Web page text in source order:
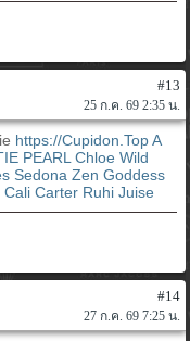
#13
25 ก.ค. 69 2:35 น.
https://Cupidon.Top A
PEARL Chloe Wild
Sedona Zen Goddess
Cali Carter Ruhi Juise
#14
27 ก.ค. 69 7:25 น.